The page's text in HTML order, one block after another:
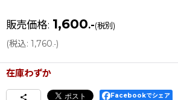
販売価格: 1,600.-(税別)
(税込: 1,760.-)
在庫わずか
Facebookでシェア